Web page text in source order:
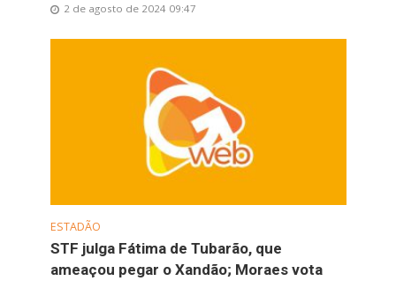
2 de agosto de 2024 09:47
ESTADÃO
STF julga Fátima de Tubarão, que
ameaçou pegar o Xandão; Moraes vota